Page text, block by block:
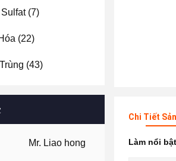
(7)
(22)
(43)
Mr. Liao hong
Chi Tiết
Làm nổi